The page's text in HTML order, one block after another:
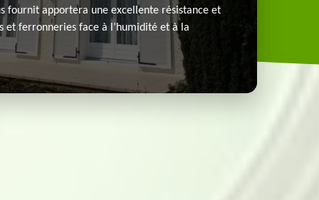
fournit apportera une excellente résistance et
et ferronneries face à l’humidité et à la